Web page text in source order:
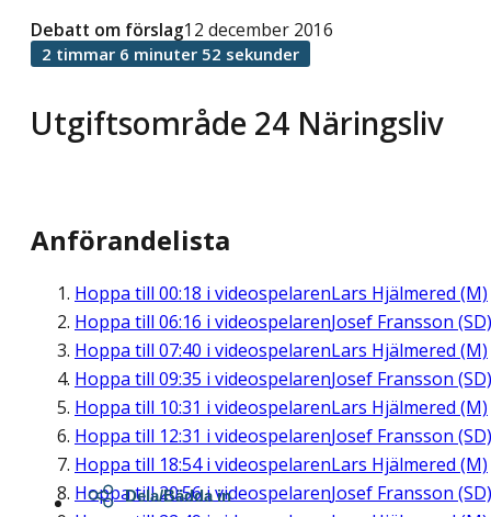
Utgiftsområde 24 Näringsliv
Debatt om förslag12 december 2016
2 timmar 6 minuter 52 sekunder
Anförandelista
Hoppa till 00:18 i videospelarenLars Hjälmered (M)
Hoppa till 06:16 i videospelarenJosef Fransson (SD)
Hoppa till 07:40 i videospelarenLars Hjälmered (M)
Hoppa till 09:35 i videospelarenJosef Fransson (SD)
Hoppa till 10:31 i videospelarenLars Hjälmered (M)
Hoppa till 12:31 i videospelarenJosef Fransson (SD)
Hoppa till 18:54i videospelarenLars Hjälmered (M)
Hoppa till20:56i videospelarenJosef Fransson (SD)
Dela/Bädda in